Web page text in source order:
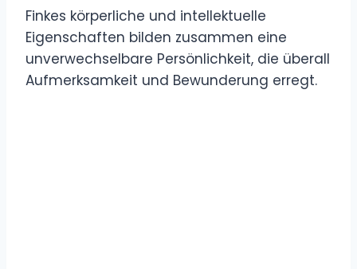
Finkes körperliche und intellektuelle
Eigenschaften bilden zusammen eine
unverwechselbare Persönlichkeit, die überall
Aufmerksamkeit und Bewunderung erregt.